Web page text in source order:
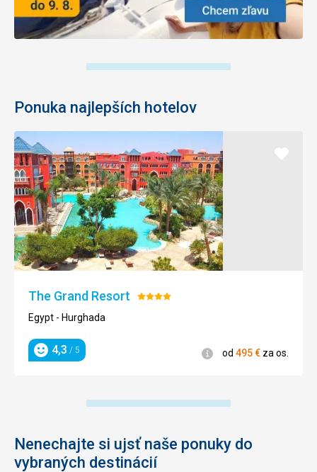
Ponuka najlepších hotelov
The Grand Resort Hodnotenie:
Egypt - Hurghada
Hodnotenie
4,3 / 5 Informácie
od 495€ za os.
Nenechajte si ujsť naše ponuky do
vybraných destinácií